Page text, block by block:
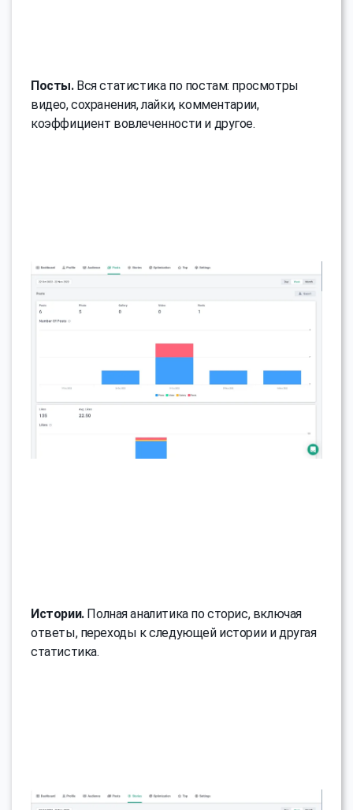
Посты.Вся статистика по постам: просмотры
видео, сохранения, лайки, комментарии,
коэффициент вовлеченности и другое.
Истории.Полная аналитика по сторис, включая
ответы, переходы к следующей истории и другая
статистика.